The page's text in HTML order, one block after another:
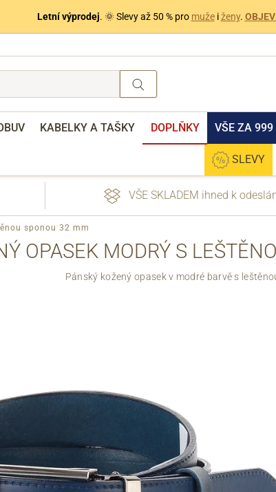
Letní výprodej. 🌞 Slevy až 50 % pro mužeiženy.
KABELKY A TAŠKY DOPLŇKY VŠE ZA 999
SLEVY
VŠE SKLADEM ihned k
sponou 32 mm
OPASEK MODRÝ S
Pánský kožený opasek v modré barvě s